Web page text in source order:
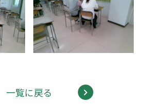
一覧に戻る